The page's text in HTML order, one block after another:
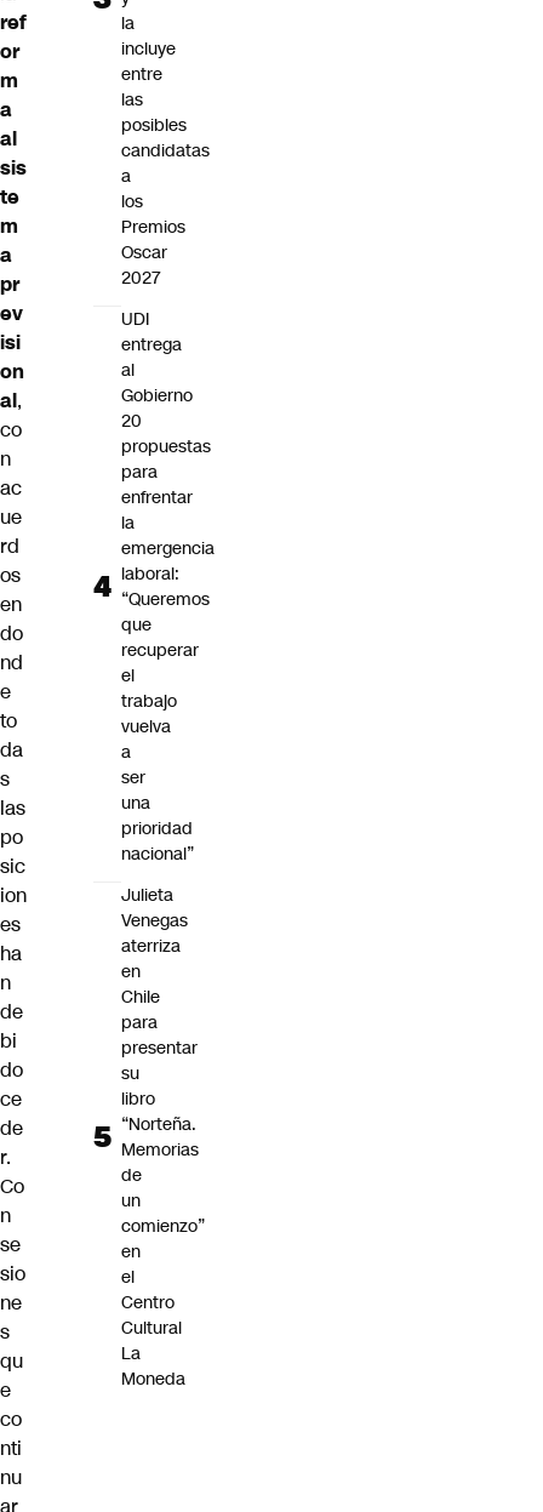
ref
or
m
a
al
sis
te
m
a
pr
ev
isi
on
al,
co
n
ac
ue
rd
os
en
do
nd
e
to
da
s
las
po
sic
ion
es
ha
n
de
bi
do
ce
de
r.
Co
n
se
sio
ne
s
qu
e
co
nti
nu
ar
la
incluye
entre
las
posibles
candidatas
a
los
Premios
Oscar
2027
UDI
entrega
al
Gobierno
20
propuestas
para
enfrentar
la
emergencia
laboral:
“Queremos
que
recuperar
el
trabajo
vuelva
a
ser
una
prioridad
nacional”
Julieta
Venegas
aterriza
en
Chile
para
presentar
su
libro
“Norteña.
Memorias
de
un
comienzo”
en
el
Centro
Cultural
La
Moneda